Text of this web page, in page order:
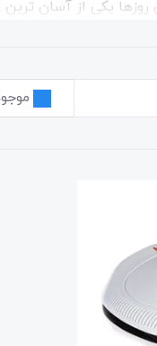
روزها یکی از آسان
مختلف تولید می
ساز
مدل‌های مختلف
این قسمت بررسی